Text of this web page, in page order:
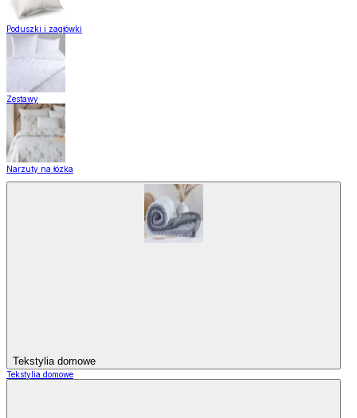
Poduszki i zagłówki
Zestawy
Narzuty na łózka
Tekstylia domowe
Tekstylia domowe